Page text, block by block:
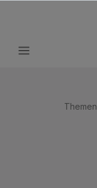
Themen